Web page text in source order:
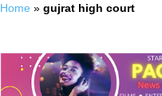
Home » gujrat high court